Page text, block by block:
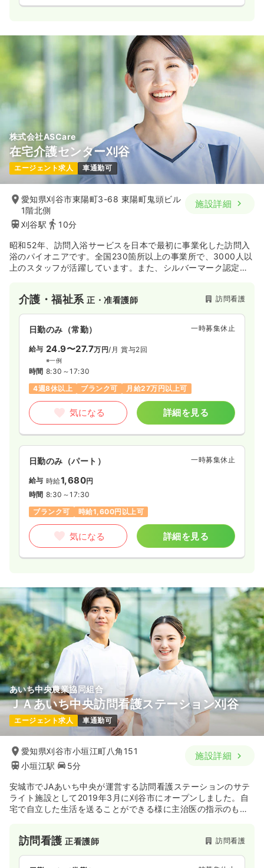
株式会社ASCare
在宅介護センター刈谷
エージェント求人 車通勤可
愛知県刈谷市東陽町3-68 東陽町鬼頭ビル
1階北側
刈谷駅
10分
施設詳細
昭和52年、訪問入浴サービスを日本で最初に事業化した訪問入
浴のパイオニアです。全国230箇所以上の事業所で、3000人以
上のスタッフが活躍しています。また、シルバーマーク認定第
介護・福祉系正・准看護師 訪問看護
日勤のみ（常勤） 一時募集休止
給与 24.9〜27.7万円/月 賞与2回
※一例
時間 8:30～17:30
4週8休以上
ブランク可 月給27万円以上可
気になる 詳細を見る
日勤のみ（パート） 一時募集休止
給与 時給1,680円
時間 8:30～17:30
ブランク可
時給1,600円以上可
気になる 詳細を見る
あいち中央農業協同組合
ＪＡあいち中央訪問看護ステーション刈谷
エージェント求人 車通勤可
愛知県刈谷市小垣江町八角151
小垣江駅
5分
施設詳細
安城市でJAあいち中央が運営する訪問看護ステーションのサテ
ライト施設として2019年3月に刈谷市にオープンしました。自
宅で自立した生活を送ることができる様に主治医の指示のもと
訪問看護正看護師 訪問看護